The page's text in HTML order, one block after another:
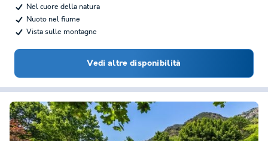
Nel cuore della natura
Nuoto nel fiume
Vista sulle montagne
Vedi altre disponibilità